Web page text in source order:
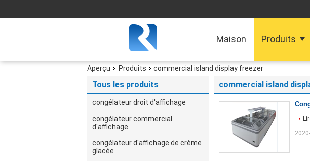
Maison Produits
Aperçu Produits commercial island display freezer
Tous les produits
congélateur droit d'affichage
congélateur commercial
d'affichage
congélateur d'affichage de crème
glacée
commercial island